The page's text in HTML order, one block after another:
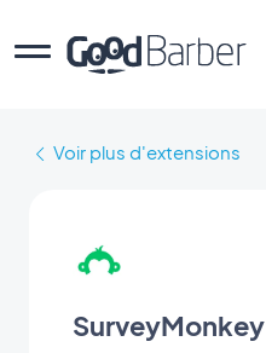
Voir plus d'extensions
SurveyMonkey